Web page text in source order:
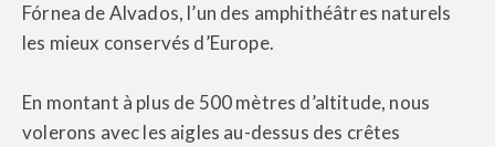
Fórnea de Alvados, l’un des amphithéâtres naturels
les mieux conservés d’Europe.
En montant à plus de 500 mètres d’altitude, nous
volerons avec les aigles au-dessus des crêtes